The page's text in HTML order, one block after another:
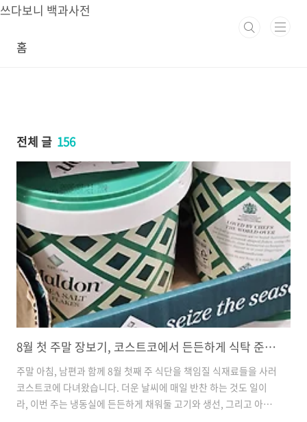
본문 바로가기
쓰다보니 백과사전
홈
전체 글 156
8월 첫 주말 장보기, 코스트코에서 든든하게 식탁 준비 끝냈어요
주말 아침, 남편과 함께 8월 첫째 주 식단을 책임질 식재료들을 사러
코스트코에 다녀왔습니다. 더운 날씨에 매일 반찬 하는 것도 일이
라, 이번 주는 냉동실에 든든하게 채워둘 고기와 생선, 그리고 아이